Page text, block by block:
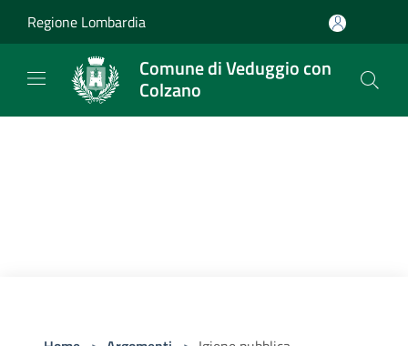
Regione Lombardia
Comune di Veduggio con
Colzano